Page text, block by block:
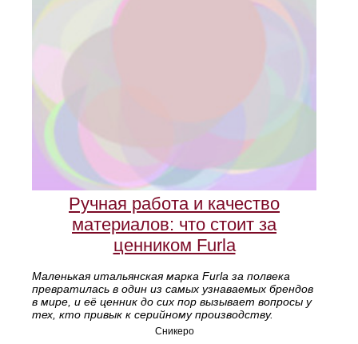
Ручная работа и качество
материалов: что стоит за
ценником Furla
Маленькая итальянская марка Furla за полвека
превратилась в один из самых узнаваемых брендов
в мире, и её ценник до сих пор вызывает вопросы у
тех, кто привык к серийному производству.
Сникеро